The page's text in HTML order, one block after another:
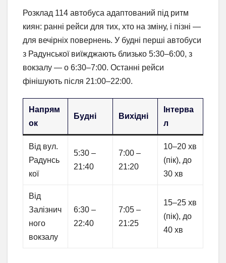
Розклад 114 автобуса адаптований під ритм
киян: ранні рейси для тих, хто на зміну, і пізні —
для вечірніх повернень. У будні перші автобуси
з Радунської виїжджають близько 5:30–6:00, з
вокзалу — о 6:30–7:00. Останні рейси
фінішують після 21:00–22:00.
Напрям
ок
Будні Вихідні
Інтерва
л
Від вул.
Радунсь
кої
5:30 –
21:40
7:00 –
21:20
10–20 хв
(пік), до
30 хв
Від
Залізнич
ного
вокзалу
6:30 –
22:40
7:05 –
21:25
15–25 хв
(пік), до
40 хв